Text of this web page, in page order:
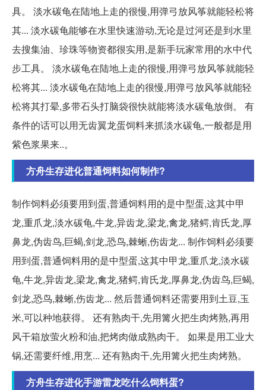
具。 淡水碳龟在陆地上走的很慢,用弹弓放风筝就能轻松将
其... 淡水碳龟能够在水里快速游动,无论是过河还是到水里
去搜集油、珍珠等物资都很实用,是新手玩家常用的水中代
步工具。 淡水碳龟在陆地上走的很慢,用弹弓放风筝就能轻
松将其... 淡水碳龟在陆地上走的很慢,用弹弓放风筝就能轻
松将其打晕,多带石头打脑袋很快就能将淡水碳龟放倒。 有
条件的话可以用无齿翼龙蛋饲料来抓淡水碳龟,一般都是用
紫色浆果来..。
方舟生存进化普通饲料如何制作?
制作饲料必须要用到蛋,普通饲料用的是中型蛋,这其中甲
龙,重爪龙,淡水碳龟,牛龙,异齿龙,梁龙,禽龙,猪鳄,肯氏龙,厚
鼻龙,伪齿鸟,巨蝎,剑龙,恐鸟,棘蜥,伤齿龙... 制作饲料必须要
用到蛋,普通饲料用的是中型蛋,这其中甲龙,重爪龙,淡水碳
龟,牛龙,异齿龙,梁龙,禽龙,猪鳄,肯氏龙,厚鼻龙,伪齿鸟,巨蝎,
剑龙,恐鸟,棘蜥,伤齿龙... 然后普通饲料还需要用到土豆,玉
米,可以种地获得。 还有熟肉干,先用篝火把生肉烤熟,再用
风干箱放萤火粉和油,把烤肉做成熟肉干。 如果是用工业大
锅,还需要纤维,用烹... 还有熟肉干,先用篝火把生肉烤熟。
方舟生存进化手游雷龙吃什么饲料蛋?